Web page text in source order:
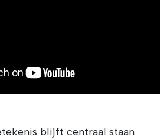
blijft centraal staan